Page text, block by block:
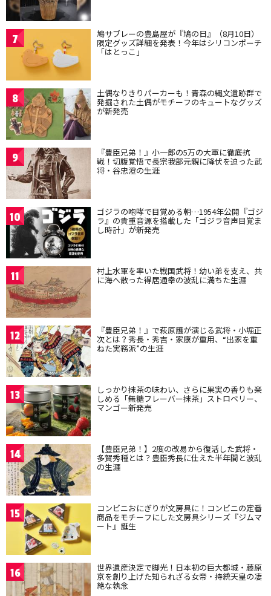
7 鳩サブレーの豊島屋が『鳩の日』（8月10日）
限定グッズ詳細を発表！今年はシリコンポーチ
「はとっこ」
8 土偶なりきりパーカーも！青森の縄文遺跡群で
発掘された土偶がモチーフのキュートなグッズ
が新発売
9 『豊臣兄弟！』小一郎の5万の大軍に徹底抗
戦！切腹覚悟で長宗我部元親に降伏を迫った武
将・谷忠澄の生涯
10 ゴジラの咆哮で目覚める朝…1954年公開『ゴジ
ラ』の貴重音源を搭載した「ゴジラ音声目覚ま
し時計」が新発売
11 村上水軍を率いた戦国武将！幼い弟を支え、共
に海へ散った得居通幸の波乱に満ちた生涯
12 『豊臣兄弟！』で萩原護が演じる武将・小堀正
次とは？秀長・秀吉・家康が重用、“出家を重
ねた実務派”の生涯
13 しっかり抹茶の味わい、さらに果実の香りも楽
しめる「無糖フレーバー抹茶」ストロベリー、
マンゴー新発売
14 【豊臣兄弟！】2度の改易から復活した武将・
多賀秀種とは？豊臣秀長に仕えた半年間と波乱
の生涯
15 コンビニおにぎりが文房具に！コンビニの定番
商品をモチーフにした文房具シリーズ『ジムマ
ート』誕生
16 世界遺産決定で脚光！日本初の巨大都城・藤原
京を創り上げた知られざる女帝・持統天皇の凄
絶な執念